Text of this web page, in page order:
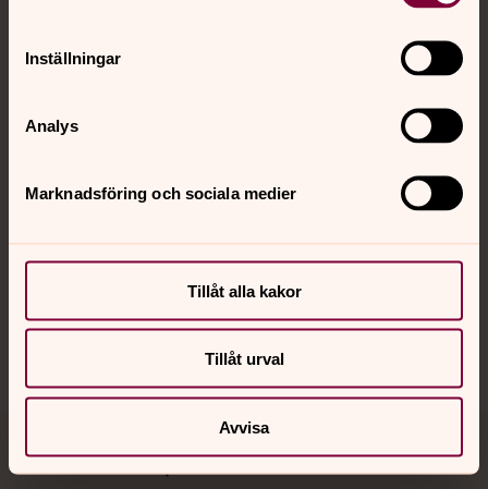
Inställningar
Analys
Marknadsföring och sociala medier
Tillåt alla kakor
Tillåt urval
Avvisa
Kontakt
Kalender
Hitta snabbt
Jourhavande präst